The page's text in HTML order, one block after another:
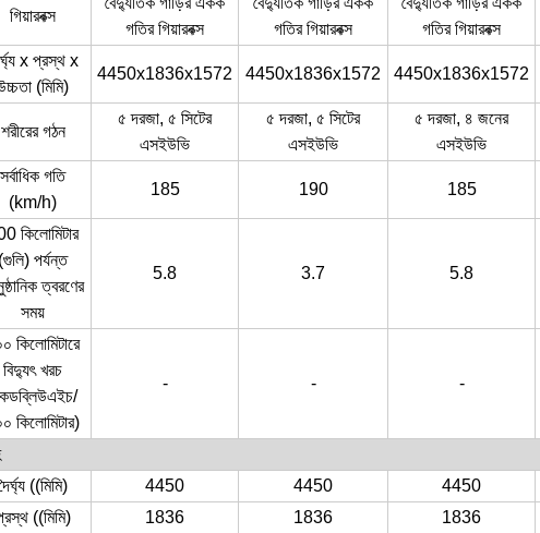
গিয়ারবক্স
গতির গিয়ারবক্স
গতির গিয়ারবক্স
গতির গিয়ারবক্স
x প্রস্থ x
(মিমি)
4450x1836x1572 4450x1836x1572 4450x1836x1572
শরীরের গঠন
৫ দরজা, ৫ সিটের
এসইউভি
৫ দরজা, ৫ সিটের
এসইউভি
৫ দরজা, ৪ জনের
এসইউভি
সর্বাধিক গতি
(km/h)
185 190 185
কিলোমিটার
(গুলি) পর্যন্ত
ত্বরণের
সময়
5.8 3.7 5.8
কিলোমিটারে
বিদ্যুৎ খরচ
কিলোমিটার)
- - -
((মিমি)
4450 4450 4450
((মিমি)
1836 1836 1836